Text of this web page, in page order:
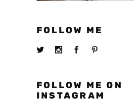
FOLLOW ME
FOLLOW ME ON
INSTAGRAM